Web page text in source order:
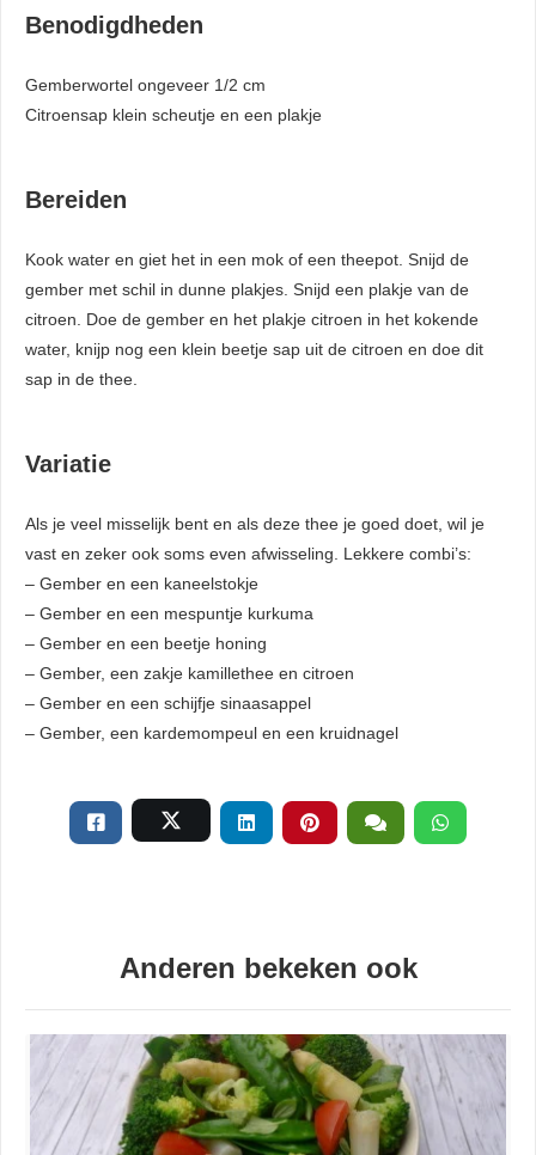
Benodigdheden
Gemberwortel ongeveer 1/2 cm
Citroensap klein scheutje en een plakje
Bereiden
Kook water en giet het in een mok of een theepot. Snijd de
gember met schil in dunne plakjes. Snijd een plakje van de
citroen. Doe de gember en het plakje citroen in het kokende
water, knijp nog een klein beetje sap uit de citroen en doe dit
sap in de thee.
Variatie
Als je veel misselijk bent en als deze thee je goed doet, wil je
vast en zeker ook soms even afwisseling. Lekkere combi’s:
– Gember en een kaneelstokje
– Gember en een mespuntje kurkuma
– Gember en een beetje honing
– Gember, een zakje kamillethee en citroen
– Gember en een schijfje sinaasappel
– Gember, een kardemompeul en een kruidnagel
Anderen bekeken ook